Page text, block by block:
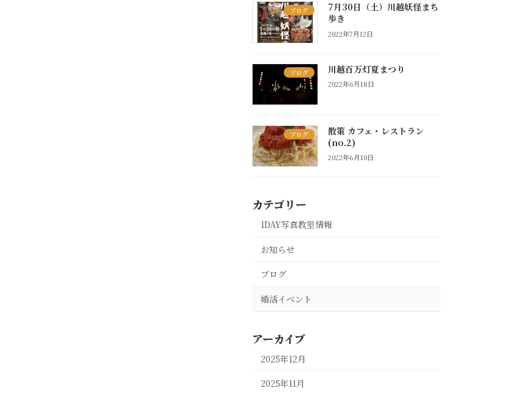
ブログ
7月30日（土）川越妖怪まち
歩き
2022年7月12日
ブログ 川越百万灯夏まつり
2022年6月18日
ブログ
散策 カフェ・レストラン
(no.2)
2022年6月10日
カテゴリー
1DAY写真教室情報
お知らせ
ブログ
婚活イベント
アーカイブ
2025年12月
2025年11月